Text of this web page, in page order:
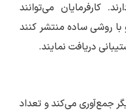
کارفرمایان می‌توانند
روشی ساده منتشر کنند
دریافت نمایند.
جمع‌آوری می‌کند و تعداد